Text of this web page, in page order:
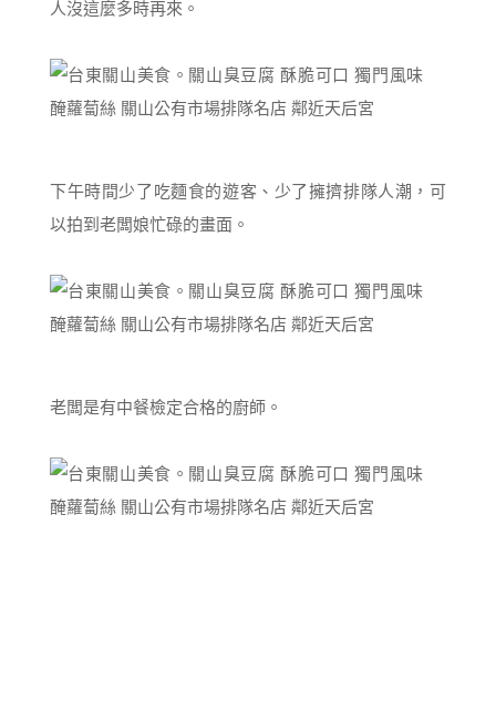
人沒這麼多時再來。
下午時間少了吃麵食的遊客、少了擁擠排隊人潮，可
以拍到老闆娘忙碌的畫面。
老闆是有中餐檢定合格的廚師。